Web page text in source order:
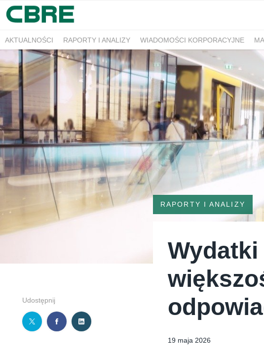
AKTUALNOŚCI RAPORTY I ANALIZY WIADOMOŚCI KORPORACYJNE
Udostępnij
RAPORTY I ANALIZY
19 maja 2026